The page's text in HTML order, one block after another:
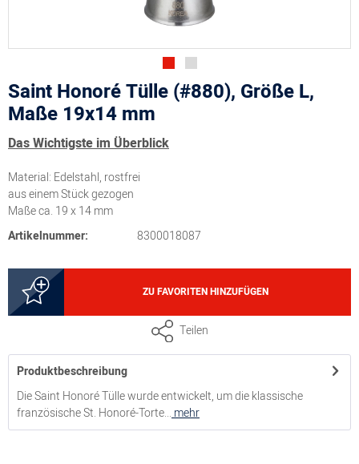
Saint Honoré Tülle (#880), Größe L,
Maße 19x14 mm
Das Wichtigste im Überblick
Material: Edelstahl, rostfrei
aus einem Stück gezogen
Maße ca. 19 x 14 mm
Artikelnummer:
8300018087
ZU FAVORITEN HINZUFÜGEN
Teilen
Produktbeschreibung
Die Saint Honoré Tülle wurde entwickelt, um die klassische
französische St. Honoré-Torte... mehr